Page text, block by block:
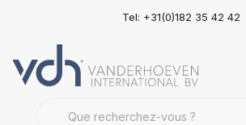
Tel: +31(0)182 35 42 42